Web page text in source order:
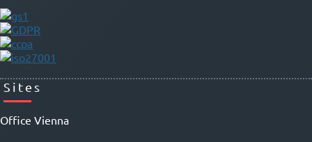
Sites
Office Vienna